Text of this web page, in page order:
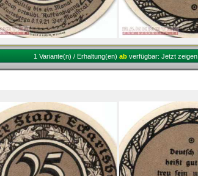
1 Variante(n) / Erhaltung(en) ab verfügbar: Jetzt zeigen